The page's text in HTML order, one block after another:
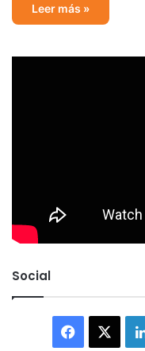
Leer más »
Social
Facebook